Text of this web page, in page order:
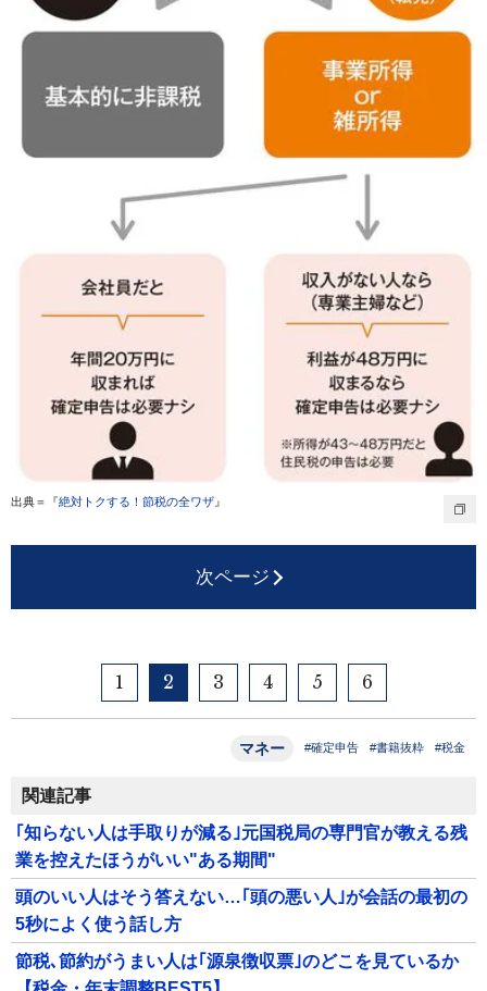
出典＝『絶対トクする！節税の全ワザ 』
次ページ
1 2 3 4 5 6
マネー #確定申告 #書籍抜粋 #税金
関連記事
｢知らない人は手取りが減る｣元国税局の専門官が教える残
業を控えたほうがいい"ある期間"
頭のいい人はそう答えない…｢頭の悪い人｣が会話の最初の
5秒によく使う話し方
節税､節約がうまい人は｢源泉徴収票｣のどこを見ているか